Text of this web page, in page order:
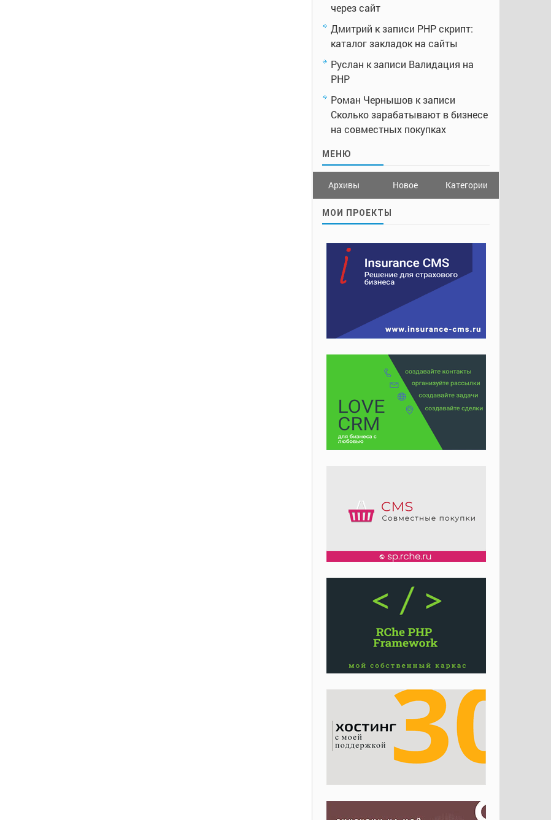
через сайт
Дмитрий к записи PHP скрипт:
каталог закладок на сайты
Руслан к записи Валидация на
PHP
Роман Чернышов к записи
Сколько зарабатывают в бизнесе
на совместных покупках
МЕНЮ
Архивы Новое Категории
МОИ ПРОЕКТЫ